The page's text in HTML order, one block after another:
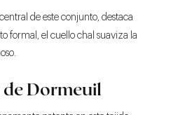
de este conjunto, destaca
formal, el cuello chal suaviza la
Dormeuil